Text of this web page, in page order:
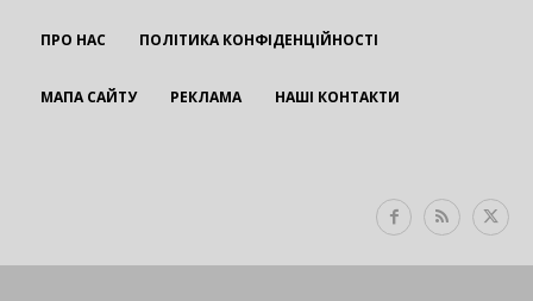
ПРО НАС ПОЛІТИКА КОНФІДЕНЦІЙНОСТІ
МАПА САЙТУ РЕКЛАМА НАШІ КОНТАКТИ